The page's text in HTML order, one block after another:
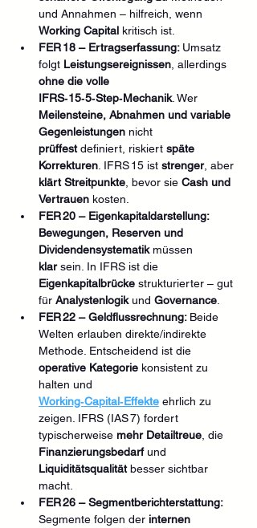
und Annahmen – hilfreich, wenn
Working Capital kritisch ist.
FER 18 – Ertragserfassung: Umsatz
folgt Leistungsereignissen , allerdings
ohne die volle
IFRS‑15‑5‑Step‑Mechanik. Wer
Meilensteine, Abnahmen und variable
Gegenleistungen nicht
prüffest definiert, riskiert späte
Korrekturen . IFRS 15 ist strenger, aber
klärt Streitpunkte , bevor sie Cash und
Vertrauen kosten.
FER 20 – Eigenkapitaldarstellung:
Bewegungen, Reserven und
Dividendensystematik müssen
klar sein. In IFRS ist die
Eigenkapitalbrücke strukturierter – gut
für Analystenlogik und Governance
FER 22 – Geldflussrechnung: Beide
Welten erlauben direkte/indirekte
Methode. Entscheidend ist die
operative Kategorie konsistent zu
halten und
Working‑Capital‑Effekte ehrlich zu
zeigen. IFRS (IAS 7) fordert
typischerweise mehr Detailtreue , die
Finanzierungsbedarf und
Liquiditätsqualität besser sichtbar
macht.
FER 26 – Segmentberichterstattung:
Segmente folgen der internen